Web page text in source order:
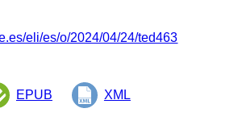
eli/es/o/2024/04/24/ted463
EPUB XML